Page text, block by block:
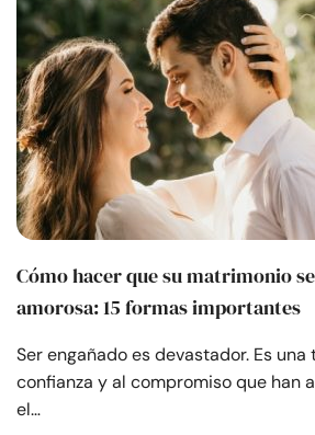
Cómo hacer que su matrimonio
amorosa: 15 formas importantes
Ser engañado es devastador. Es una
confianza y al compromiso que han
el…